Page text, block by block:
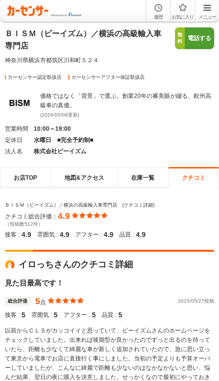
履歴 お気に入り メニュー
ＢＩＳＭ（ビーイズム）／横浜の高級輸入車
専門店
神奈川県横浜市都筑区川和町５２４
無
料
電話する
カーセンサー認定取扱店 カーセンサーアフター保証取扱店
価格ではなく「背景」で選ぶ。創業20年の審美眼が綴る、欧州高
級車の真価。
(2026/05/09更新)
営業時間
10:00～19:00
定休日
水曜日 ■完全予約制■
法人名
株式会社ビーイズム
お店TOP 地図&アクセス 在庫一覧 クチコミ
ＢＩＳＭ（ビーイズム）／横浜の高級輸入車専門店 (クチコミ詳細)
クチコミ総合評価： 4.9
（投稿数512件）
接客 : 4.9 雰囲気 : 4.9 アフター : 4.9 品質 : 4.9
イロっちさんのクチコミ詳細
見た目最高です！
総合評価 5点 2015/05/27投稿
接客 : 5 雰囲気 : 5 アフター : 5 品質 : 5
以前からＣＬＳがカッコイイと思っていて、ビーイズムさんのホームページを
チェックしていました。出来れば後期型が良かったのでずっと出るのを待って
いたら、距離も少なくて綺麗な車が新しく追加されていたので、急に思い立っ
て東京から電車でお店に直接行く事にしました。当初の予定よりも予算オーバ
ーしていましたが、こんなに綺麗で距離も少ないのはなかなかないと思い、悩
んだ結果、翌日の夜に購入を決意しました。せっかくなので最初にやっておき